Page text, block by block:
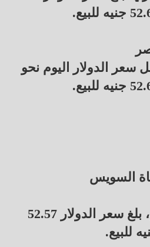
الدولار اليوم نحو
السويس
وفي بنك قناة السويس، بلغ سعر الدولار 52.57